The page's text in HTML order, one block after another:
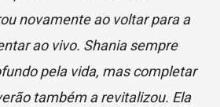
novamente ao voltar para a
ao vivo. Shania sempre
pela vida, mas completar
também a revitalizou. Ela